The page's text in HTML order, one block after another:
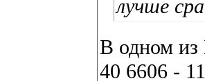
лучше
В одном из
40 6606 -